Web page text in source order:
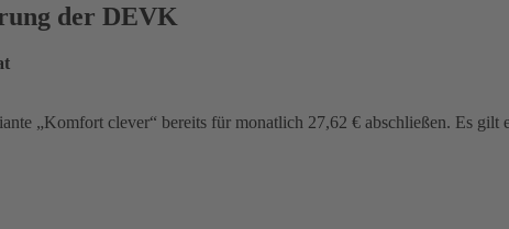
der DEVK
„Komfort clever“ bereits für monatlich 27,62 € abschließen. Es gilt